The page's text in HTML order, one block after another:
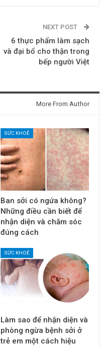
NEXT POST
6 thực phẩm làm sạch
và đại bổ cho thận trong
bếp người Việt
More From Author
SỨC KHOẺ
Ban sởi có ngứa không?
Những điều cần biết để
nhận diện và chăm sóc
đúng cách
SỨC KHOẺ
Làm sao để nhận diện và
phòng ngừa bệnh sởi ở
trẻ em một cách hiệu